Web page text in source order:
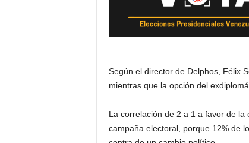
Según el director de Delphos, Félix
mientras que la opción del
La correlación de 2 a 1 a favor de
campaña electoral, porque 12% de